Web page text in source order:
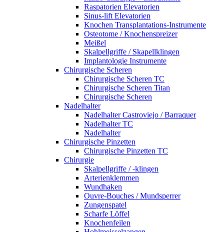
Raspatorien Elevatorien
Sinus-lift Elevatorien
Knochen Transplantations-Instrumente
Osteotome / Knochenspreizer
Meißel
Skalpellgriffe / Skapellklingen
Implantologie Instrumente
Chirurgische Scheren
Chirurgische Scheren TC
Chirurgische Scheren Titan
Chirurgische Scheren
Nadelhalter
Nadelhalter Castroviejo / Barraquer
Nadelhalter TC
Nadelhalter
Chirurgische Pinzetten
Chirurgische Pinzetten TC
Chirurgie
Skalpellgriffe / -klingen
Arterienklemmen
Wundhaken
Ouvre-Bouches / Mundsperrer
Zungenspatel
Scharfe Löffel
Knochenfeilen